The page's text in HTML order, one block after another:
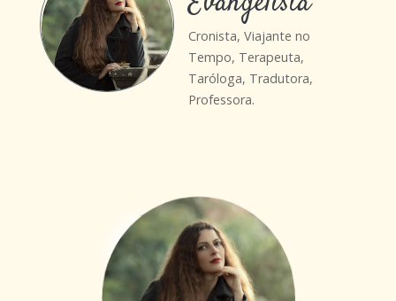
Cronista, Viajante no
Tempo, Terapeuta,
Taróloga, Tradutora,
Professora.